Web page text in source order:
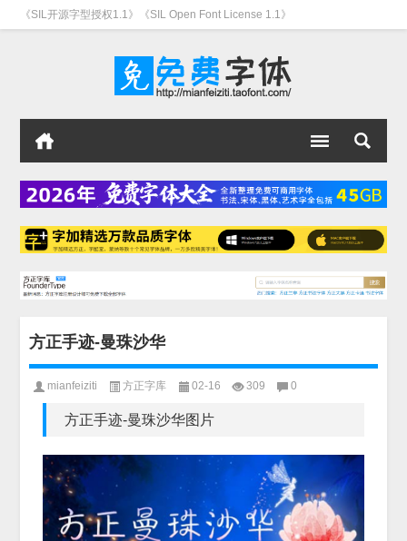
《SIL开源字型授权1.1》《SIL Open Font License 1.1》
方正手迹-曼珠沙华
mianfeiziti 方正字库 02-16 309 0
方正手迹-曼珠沙华图片